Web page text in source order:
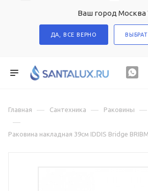
Ваш город Москва
ДА, ВСЕ ВЕРНО
Главная — Сантехника — Раковины —
—
Раковина накладная 39см IDDIS Bridge